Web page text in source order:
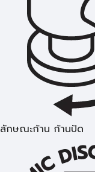
ลักษณะก้าน ก้านปัด